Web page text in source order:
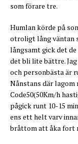
som förare tre.
Humlan körde på
otroligt lång väntan
långsamt gick det
det bli lite bättre.
och personbästa är
Nånstans där
Code50(50Km/h
pågick runt 10-15
ens ett helt varv
bråttom att åka fort